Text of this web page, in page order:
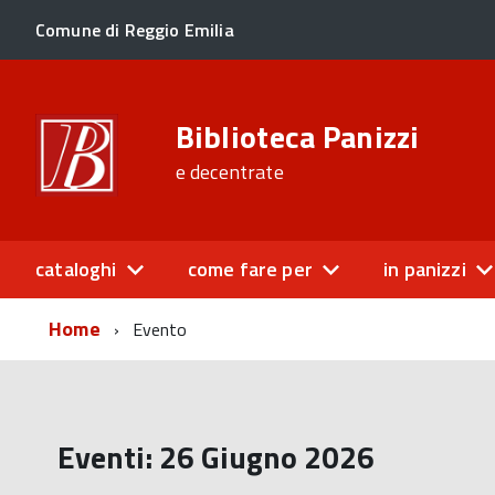
Comune di Reggio Emilia
Biblioteca Panizzi
e decentrate
cataloghi come fare per in panizzi
Home
Evento
Eventi: 26 Giugno 2026